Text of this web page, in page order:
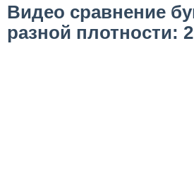
Видео сравнение
разной плотности: